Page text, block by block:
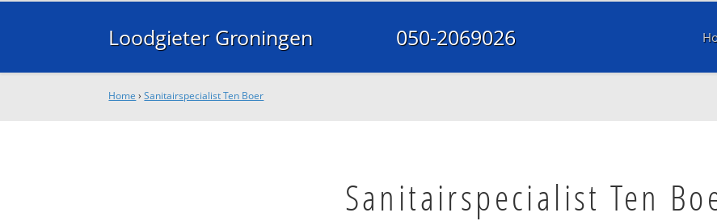
Loodgieter Groningen 050-2069026
Home ›Sanitairspecialist Ten Boer
Sanitairspecialist Ten